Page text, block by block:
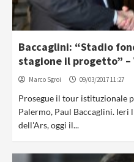
Baccaglini: “Stadio
stagione il progetto” –
Marco Sgroi 09/03/2017 11:27
Prosegue il tour istituzionale
Palermo, Paul Baccaglini.
dell'Ars, oggi il...